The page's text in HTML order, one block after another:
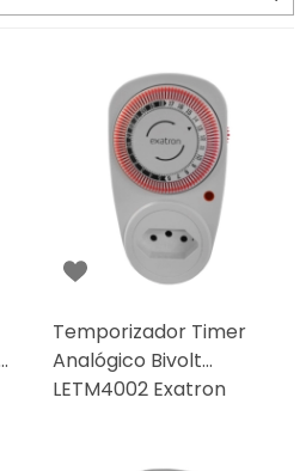
Temporizador Timer
Analógico Bivolt
LETM4002 Exatron